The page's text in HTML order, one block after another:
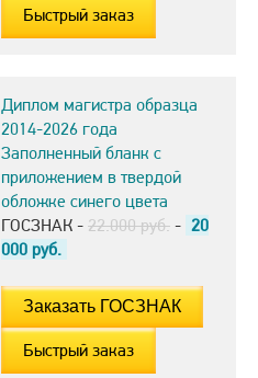
Быстрый заказ
Диплом магистра образца
2014-2026 года
Заполненный бланк с
приложением в твердой
обложке синего цвета
ГОСЗНАК - 22.000 руб. - 20
000 руб.
Быстрый заказ